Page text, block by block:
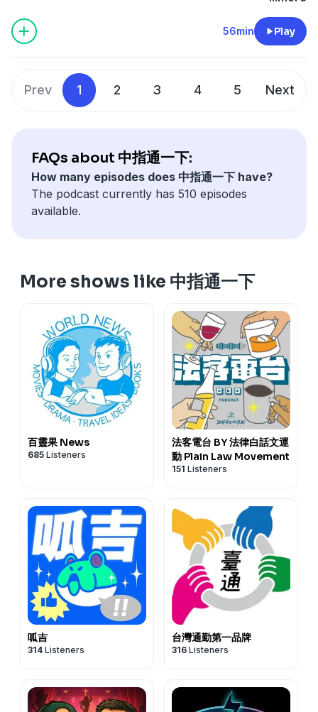
56min Play
Prev 1 2 3 4 5 Next
FAQs about 中指通一下:
How many episodes does 中指通一下 have?
The podcast currently has 510 episodes
available.
More shows like 中指通一下
百靈果 News
685 Listeners
法客電台 BY 法律白話文運
動 Plain Law Movement
151 Listeners
呱吉
314 Listeners
台灣通勤第一品牌
316 Listeners